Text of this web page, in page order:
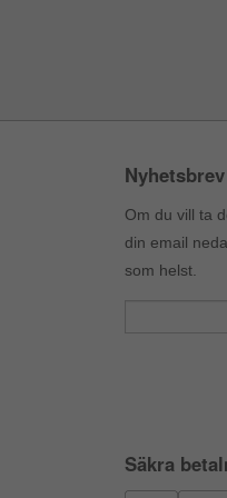
Nyhetsbrev
Om du vill ta
din email
som helst.
Säkra